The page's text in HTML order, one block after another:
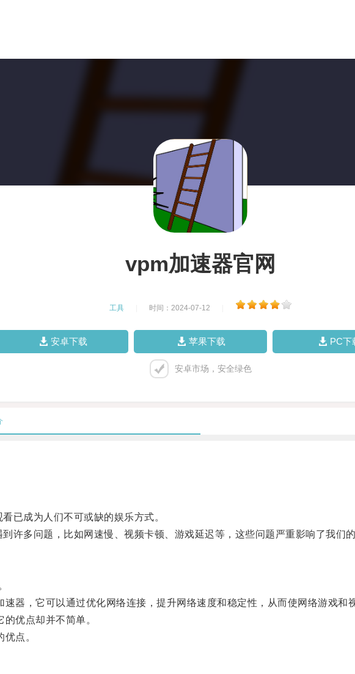
vpm加速器官网
工具 时间：2024-07-12
安卓下载 苹果下载 PC下
安卓市场，安全绿色
成为人们不可或缺的娱乐方式。
多问题，比如网速慢、视频卡顿、游戏延迟等，这些问题严重影响了我们的
，它可以通过优化网络连接，提升网络速度和稳定性，从而使网络游戏和
优点却并不简单。
点。